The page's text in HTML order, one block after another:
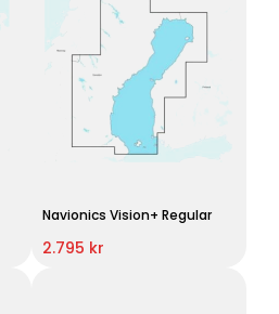
Navionics Vision+ Regular
2.795 kr